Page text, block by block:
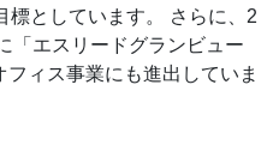
標としています。 さらに、2
「エスリードグランビュー
ィス事業にも進出していま